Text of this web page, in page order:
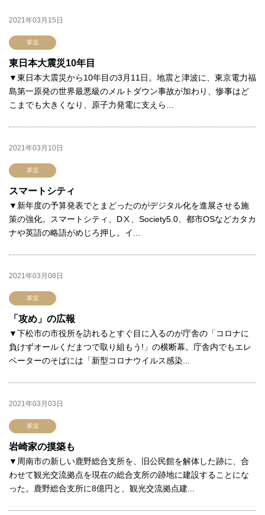
2021年03月15日
翠流
東日本大震災10年目
▼東日本大震災から10年目の3月11日。地震と津波に、東京電力福
島第一原発の世界最悪級のメルトダウン事故が加わり、惨事はど
こまでも大きくなり、原子力発電に支えら...
2021年03月10日
翠流
スマートシティ
▼新年度の予算発表でとまどったのがデジタル化を進展させる施
策の強化。スマートシティ、DⅩ、Society5.0、都市OSなどカタカ
ナや英語の略語がめじろ押し。イ...
2021年03月08日
翠流
「攻め」の広報
▼下松市の市役所を訪れるとすぐ目に入るのが庁舎の「コロナに
負けずオールくだまつで取り組もう!」の横断幕。庁舎内でもエレ
ベーターのそばには「新型コロナウイルス感染...
2021年03月03日
翠流
岩崎家の摸築も
▼周南市の新しい鹿野総合支所を、旧公民館を解体した跡に、合
わせて観光交流拠点を現在の総合支所の跡地に建設することにな
った。鹿野総合支所に8億円と、観光交流拠点建...